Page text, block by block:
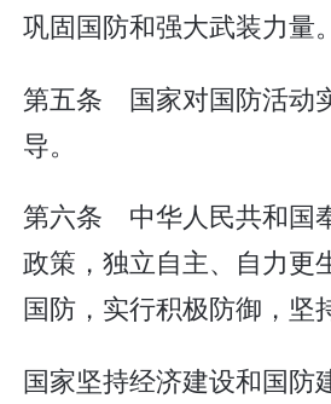
巩固国防和强大武装力量。
第五条 国家对国防活动
导。
第六条 中华人民共和国
政策，独立自主、自力更
国防，实行积极防御，坚
国家坚持经济建设和国防